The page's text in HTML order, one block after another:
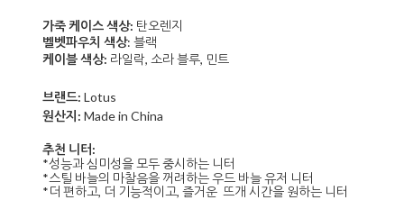
가죽 케이스 색상: 탄오렌지
벨벳파우치 색상: 블랙
케이블 색상: 라일락, 소라 블루, 민트
브랜드: Lotus
원산지: Made in China
추천 니터:
*성능과 심미성을 모두 중시하는 니터
*스틸 바늘의 마찰음을 꺼려하는 우드 바늘 유저 니터
*더 편하고, 더 기능적이고, 즐거운 뜨개 시간을 원하는 니터